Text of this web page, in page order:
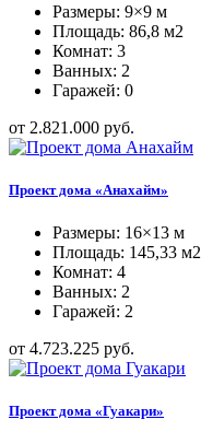
Размеры: 9×9 м
Площадь: 86,8 м2
Комнат: 3
Ванных: 2
Гаражей: 0
от 2.821.000 руб.
Проект дома «Анахайм»
Размеры: 16×13 м
Площадь: 145,33 м2
Комнат: 4
Ванных: 2
Гаражей: 2
от 4.723.225 руб.
Проект дома «Гуакари»